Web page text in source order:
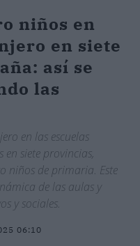
niños en
en siete
así se
las
en las escuelas
siete provincias,
niños de primaria. Este
de las aulas y
y sociales.
06:10